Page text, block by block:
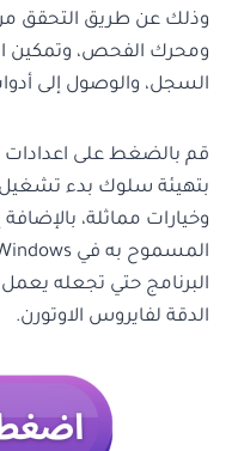
وذلك عن طريق التحقق من
ومحرك الفحص، وتمكين
السجل، والوصول إلى
بتهيئة سلوك بدء تشغيل
وخيارات مماثلة،
البرنامج حتي تجعله
الدقة لفايروس الاوتورن.